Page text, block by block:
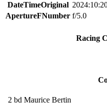
DateTimeOriginal
ApertureFNumber f/5.0
Racing
2 bd Maurice Bertin